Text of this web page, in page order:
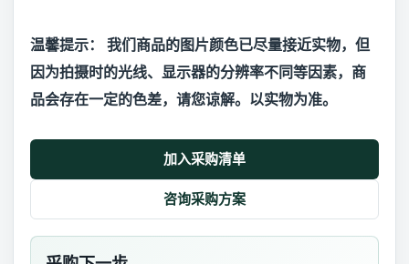
温馨提示： 我们商品的图片颜色已尽量接近实物，但
因为拍摄时的光线、显示器的分辨率不同等因素，商
品会存在一定的色差，请您谅解。以实物为准。
加入采购清单
咨询采购方案